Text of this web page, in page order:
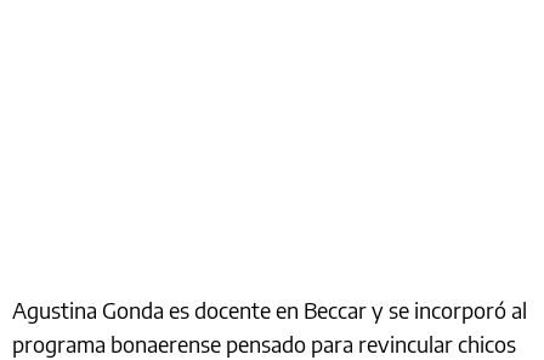
Agustina Gonda es docente en Beccar y se incorporó al
programa bonaerense pensado para revincular chicos